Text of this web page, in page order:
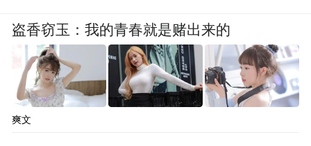
盗香窃玉：我的青春就是赌出来的
爽文